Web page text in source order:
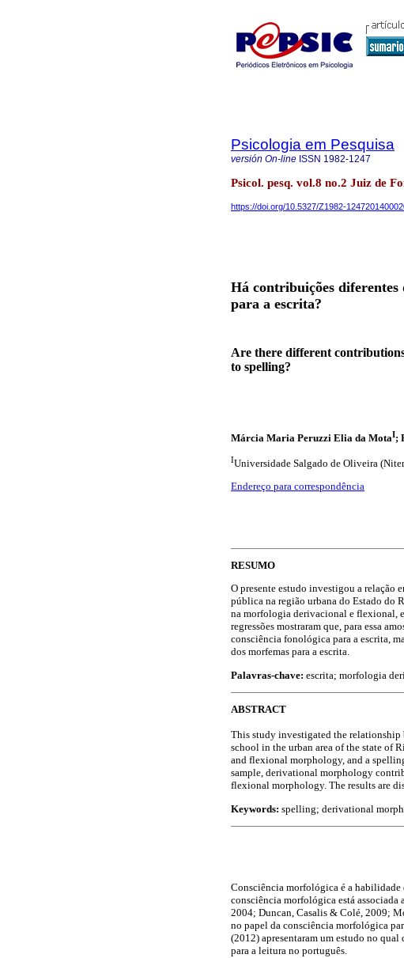
Psicologia em Pesquisa
versión On-line ISSN 1982-1247
Psicol. pesq. vol.8 no.2 Juiz de
https://doi.org/10.5327/Z1982-
Há contribuições
para a escrita?
Are there different
to spelling?
Márcia Maria Peruzzi Elia da MotaI;
IUniversidade Salgado de Oliveira
Endereço para correspondência
RESUMO
O presente estudo investigou a relação
pública na região urbana do Estado do
na morfologia derivacional e flexional, e
regressões mostraram que, para essa
consciência fonológica para a escrita,
dos morfemas para a escrita.
Palavras-chave: escrita; morfologia
ABSTRACT
This study investigated the relationship
school in the urban area of the state of
and flexional morphology, and a
sample, derivational morphology
flexional morphology. The results are
Keywords: spelling; derivational
Consciência morfológica é a habilidade
consciência morfológica está
2004; Duncan, Casalis & Colé, 2009;
no papel da consciência morfológica
(2012) apresentaram um estudo no
para a leitura no português.